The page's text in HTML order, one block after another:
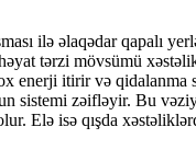
ilə əlaqədar qapalı
tərzi mövsümü
enerji itirir və qidalanma
sistemi zəifləyir. Bu
Elə isə qışda